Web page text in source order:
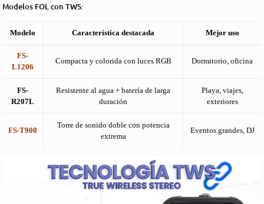
Modelos FOL con TWS:
Modelo Característica destacada Mejor uso
FS-
L1206
Compacta y colorida con luces RGB Dormitorio, oficina
FS-
R207L
Resistente al agua + batería de larga
duración
Playa, viajes,
exteriores
FS-T900
Torre de sonido doble con potencia
extrema
Eventos grandes, DJ